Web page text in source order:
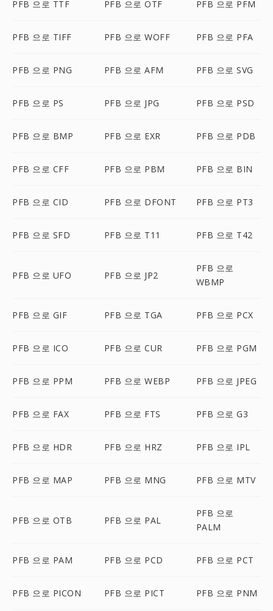
PFB 으로 TTF PFB 으로 OTF PFB 으로 PFM
PFB 으로 TIFF PFB 으로 WOFF PFB 으로 PFA
PFB 으로 PNG PFB 으로 AFM PFB 으로 SVG
PFB 으로 PS PFB 으로 JPG PFB 으로 PSD
PFB 으로 BMP PFB 으로 EXR PFB 으로 PDB
PFB 으로 CFF PFB 으로 PBM PFB 으로 BIN
PFB 으로 CID PFB 으로 DFONT PFB 으로 PT3
PFB 으로 SFD PFB 으로 T11 PFB 으로 T42
PFB 으로 UFO PFB 으로 JP2
PFB 으로
WBMP
PFB 으로 GIF PFB 으로 TGA PFB 으로 PCX
PFB 으로 ICO PFB 으로 CUR PFB 으로 PGM
PFB 으로 PPM PFB 으로 WEBP PFB 으로 JPEG
PFB 으로 FAX PFB 으로 FTS PFB 으로 G3
PFB 으로 HDR PFB 으로 HRZ PFB 으로 IPL
PFB 으로 MAP PFB 으로 MNG PFB 으로 MTV
PFB 으로 OTB PFB 으로 PAL
PFB 으로
PALM
PFB 으로 PAM PFB 으로 PCD PFB 으로 PCT
PFB 으로 PICON PFB 으로 PICT PFB 으로 PNM